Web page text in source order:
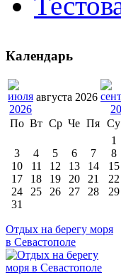
Календарь
августа 2026
По Вт Ср Че Пя Су
1
3
4 5 6 7 8
10
11 12 13 14 15
17
18 19 20 21 22
24
25 26 27 28 29
31
Отдых на берегу моря
в Севастополе